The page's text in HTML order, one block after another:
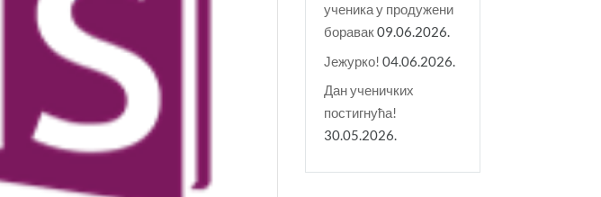
ученика у продужени
боравак09.06.2026.
Јежурко! 04.06.2026.
Дан ученичких
постигнућа!
30.05.2026.